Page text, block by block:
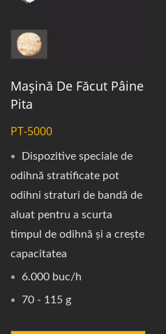
Mașină De Făcut Pâine
Pita
PT-5000
Dispozitive speciale de
odihnă stratificate pot
odihni straturi de bandă de
aluat pentru a scurta
timpul de odihnă și a crește
capacitatea
6.000 buc/h
70 - 115 g